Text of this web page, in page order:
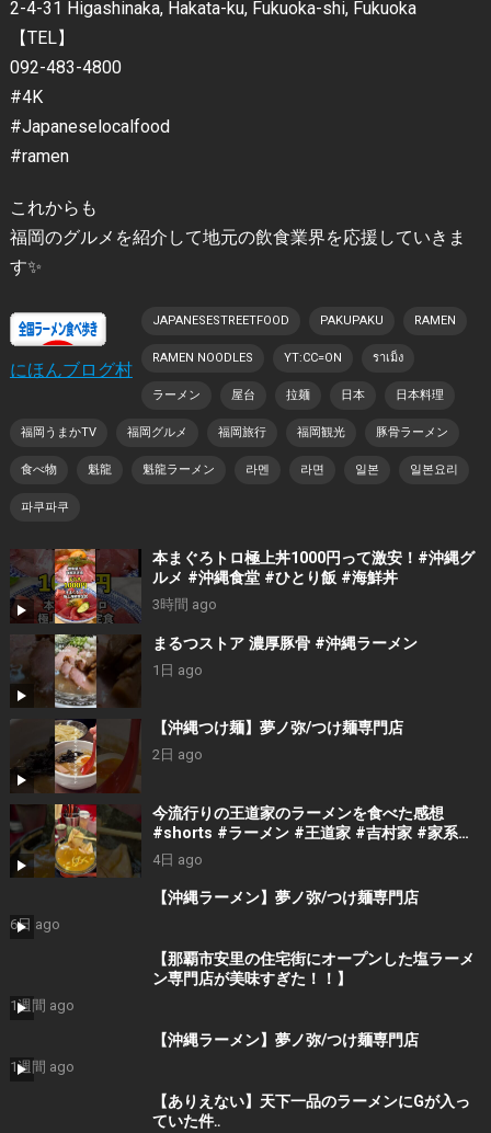
2-4-31 Higashinaka, Hakata-ku, Fukuoka-shi, Fukuoka
【TEL】
092-483-4800
#4K
#Japaneselocalfood
#ramen
これからも
福岡のグルメを紹介して地元の飲食業界を応援していきま
す✨
にほんブログ村
JAPANESESTREETFOOD PAKUPAKU RAMEN
RAMEN NOODLES YT:CC=ON ราเม็ง
ラーメン 屋台 拉麺 日本 日本料理
福岡うまかTV 福岡グルメ 福岡旅行 福岡観光 豚骨ラーメン
食べ物 魁龍 魁龍ラーメン 라멘 라면 일본 일본요리
파쿠파쿠
本まぐろトロ極上丼1000円って激安！#沖縄グ
ルメ #沖縄食堂 #ひとり飯 #海鮮丼
3時間 ago
まるつストア 濃厚豚骨 #沖縄ラーメン
1日 ago
【沖縄つけ麺】夢ノ弥/つけ麺専門店
2日 ago
今流行りの王道家のラーメンを食べた感想
#shorts #ラーメン #王道家 #吉村家 #家系ラ
ーメン
4日 ago
【沖縄ラーメン】夢ノ弥/つけ麺専門店
6日 ago
【那覇市安里の住宅街にオープンした塩ラーメ
ン専門店が美味すぎた！！】
1週間 ago
【沖縄ラーメン】夢ノ弥/つけ麺専門店
1週間 ago
【ありえない】天下一品のラーメンにGが入っ
ていた件‥